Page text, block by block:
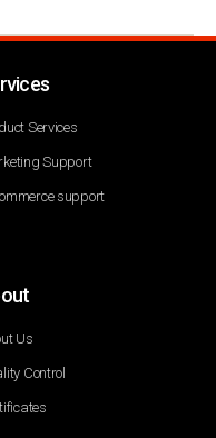
Services
Support
support
Us
Control